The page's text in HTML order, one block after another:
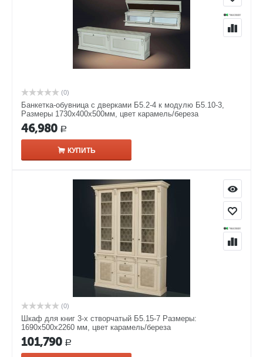
(0)
Банкетка-обувница с дверками Б5.2-4 к модулю Б5.10-3,
Размеры 1730х400х500мм, цвет карамель/береза
46,980 Р
КУПИТЬ
(0)
Шкаф для книг 3-х створчатый Б5.15-7 Размеры:
1690х500х2260 мм, цвет карамель/береза
101,790 Р